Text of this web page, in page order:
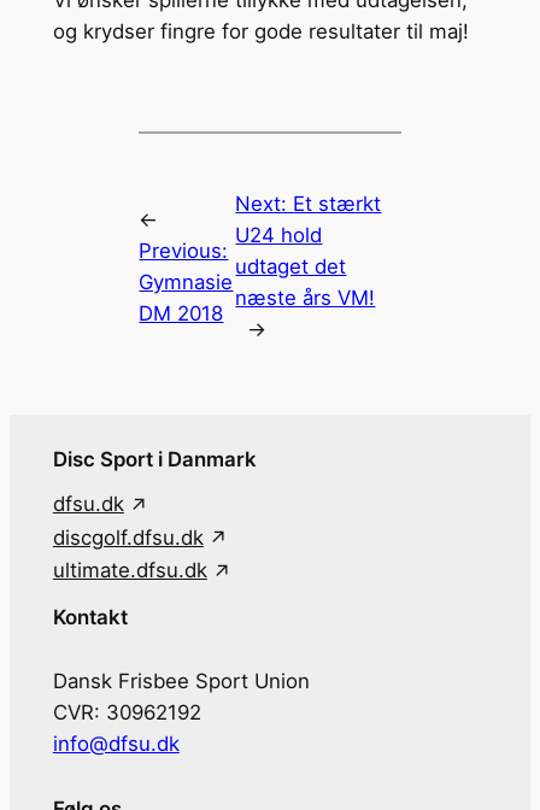
og krydser fingre for gode resultater til maj!
←
Previous:
Gymnasie
DM 2018
Next: Et stærkt
U24 hold
udtaget det
næste års VM!
→
Disc Sport i Danmark
dfsu.dk
discgolf.dfsu.dk
ultimate.dfsu.dk
Kontakt
Dansk Frisbee Sport Union
CVR: 30962192
info@dfsu.dk